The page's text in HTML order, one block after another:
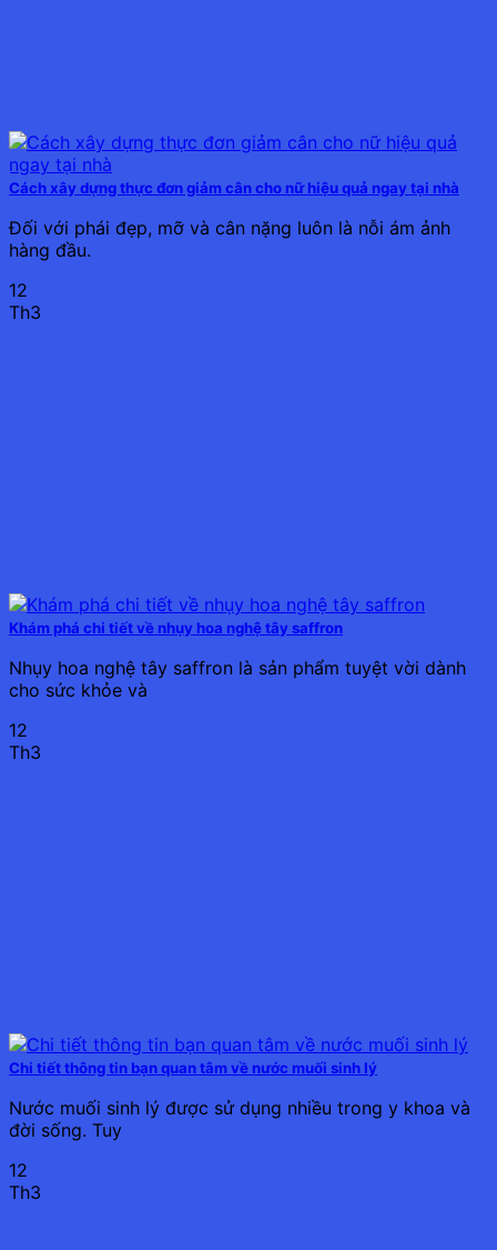
Cách xây dựng thực đơn giảm cân cho nữ hiệu quả ngay tại nhà
Đối với phái đẹp, mỡ và cân nặng luôn là nỗi ám ảnh
hàng đầu.
12
Th3
Khám phá chi tiết về nhụy hoa nghệ tây saffron
Nhụy hoa nghệ tây saffron là sản phẩm tuyệt vời dành
cho sức khỏe và
12
Th3
Chi tiết thông tin bạn quan tâm về nước muối sinh lý
Nước muối sinh lý được sử dụng nhiều trong y khoa và
đời sống. Tuy
12
Th3